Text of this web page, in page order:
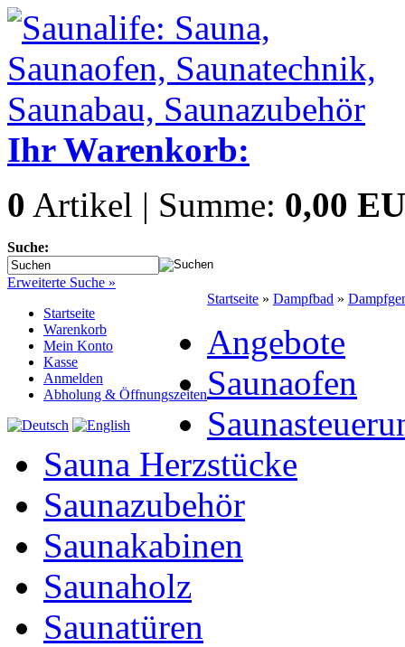
Ihr Warenkorb:
0 Artikel | Summe: 0,00
Suche:
Erweiterte Suche »
Startseite
Warenkorb
Mein Konto
Kasse
Anmelden
Abholung & Öffnungszeiten
Startseite » Dampfbad »
Angebote
Saunaofen
Sauna Herzstücke
Saunazubehör
Saunakabinen
Saunaholz
Saunatüren